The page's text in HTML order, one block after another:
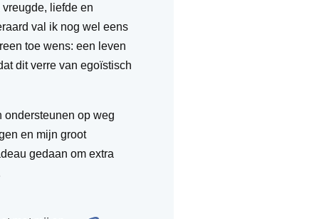
liefde en
val ik nog wel eens
toe wens: een leven
dit verre van egoïstisch
ondersteunen op weg
en mijn groot
gedaan om extra